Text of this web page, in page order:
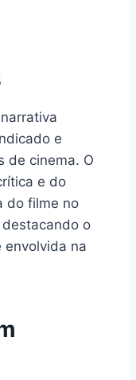
e
de cinema. O
e do
do filme no
o
na